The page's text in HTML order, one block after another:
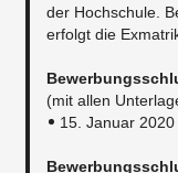
der Hochschule.
erfolgt die
(mit allen
15. Januar 2020